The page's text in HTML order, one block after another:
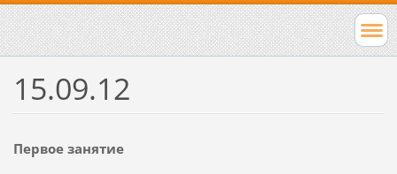
15.09.12
Первое занятие